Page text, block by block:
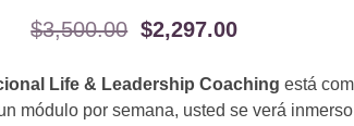
$3,500.00 $2,297.00
Life & Leadership Coaching está
módulo por semana, usted se verá